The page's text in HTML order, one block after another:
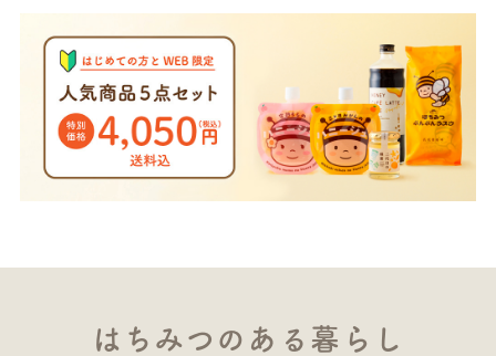
はちみつのある暮らし